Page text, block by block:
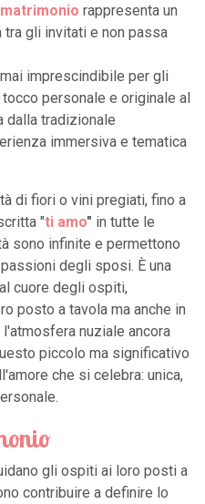
rappresenta un
gli invitati e non passa
imprescindibile per gli
personale e originale al
dalla tradizionale
immersiva e tematica
di fiori o vini pregiati, fino a
"ti amo" in tutte le
sono infinite e permettono
degli sposi. È una
cuore degli ospiti,
posto a tavola ma anche in
nuziale ancora
piccolo ma significativo
che si celebra: unica,
gli ospiti ai loro posti a
contribuire a definire lo